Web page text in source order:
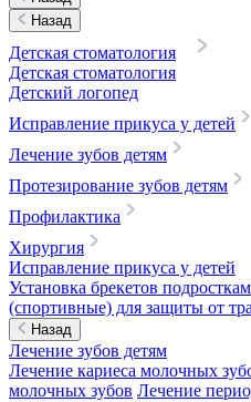
Назад
Детская стоматология
Детская стоматология
Детский логопед
Исправление прикуса у детей
Лечение зубов детям
Протезирование зубов детям
Профилактика
Хирургия
Исправление прикуса у детей
Установка брекетов подросткам
(спортивные) для защиты от
Назад
Лечение зубов детям
Лечение кариеса молочных
молочных зубов Лечение